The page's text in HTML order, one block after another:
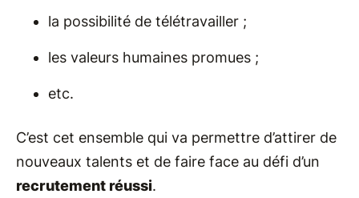
la possibilité de télétravailler ;
les valeurs humaines promues ;
etc.
C’est cet ensemble qui va permettre d’attirer de
nouveaux talents et de faire face au défi d’un
recrutement réussi.